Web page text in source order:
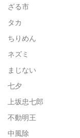
ざる市
タカ
ちりめん
ネズミ
まじない
七夕
上坂忠七郎
不動明王
中風除